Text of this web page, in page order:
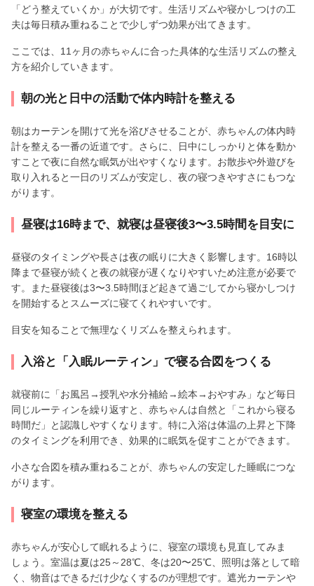
「どう整えていくか」が大切です。生活リズムや寝かしつけの工
夫は毎日積み重ねることで少しずつ効果が出てきます。
ここでは、11ヶ月の赤ちゃんに合った具体的な生活リズムの整え
方を紹介していきます。
朝の光と日中の活動で体内時計を整える
朝はカーテンを開けて光を浴びさせることが、赤ちゃんの体内時
計を整える一番の近道です。さらに、日中にしっかりと体を動か
すことで夜に自然な眠気が出やすくなります。お散歩や外遊びを
取り入れると一日のリズムが安定し、夜の寝つきやすさにもつな
がります。
昼寝は16時まで、就寝は昼寝後3〜3.5時間を目安に
昼寝のタイミングや長さは夜の眠りに大きく影響します。16時以
降まで昼寝が続くと夜の就寝が遅くなりやすいため注意が必要で
す。また昼寝後は3〜3.5時間ほど起きて過ごしてから寝かしつけ
を開始するとスムーズに寝てくれやすいです。
目安を知ることで無理なくリズムを整えられます。
入浴と「入眠ルーティン」で寝る合図をつくる
就寝前に「お風呂→授乳や水分補給→絵本→おやすみ」など毎日
同じルーティンを繰り返すと、赤ちゃんは自然と「これから寝る
時間だ」と認識しやすくなります。特に入浴は体温の上昇と下降
のタイミングを利用でき、効果的に眠気を促すことができます。
小さな合図を積み重ねることが、赤ちゃんの安定した睡眠につな
がります。
寝室の環境を整える
赤ちゃんが安心して眠れるように、寝室の環境も見直してみま
しょう。室温は夏は25～28℃、冬は20〜25℃、照明は落として暗
く、物音はできるだけ少なくするのが理想です。遮光カーテンや